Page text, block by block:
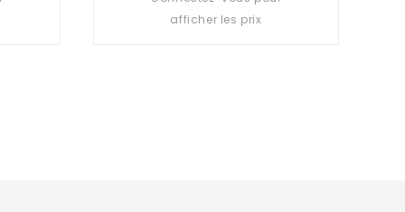
afficher les prix